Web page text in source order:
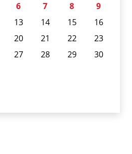
6 7 8
9
13 14 15
16
20 21 22
23
27 28 29
30